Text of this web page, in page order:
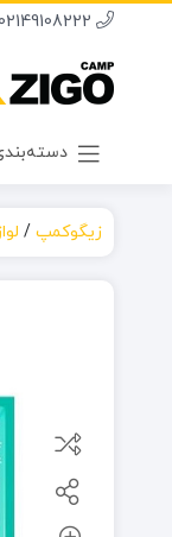
02149108222
زیگوکمپ/